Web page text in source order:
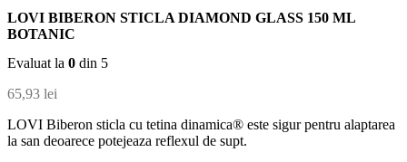
LOVI BIBERON STICLA DIAMOND GLASS 150 ML
BOTANIC
Evaluat la 0 din 5
65,93 lei
LOVI Biberon sticla cu tetina dinamica® este sigur pentru alaptarea
la san deoarece potejeaza reflexul de supt.